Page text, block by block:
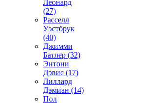
Леонард
(27)
Расселл
Уэстбрук
(40)
Джимми
Батлер (32)
Энтони
Дэвис (17)
Лиллард
Дэмиан (14)
Пол